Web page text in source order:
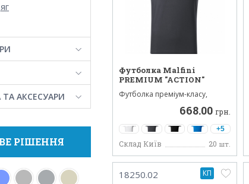
Футболка Malfini
PREMIUM "ACTION"
Футболка преміум-класу,
виготовлена ​​з трикотажно...
668.00 грн.
+5
Склад Київ 20 шт.
18250.02 КП
ТА АКСЕСУАРИ
РІШЕННЯ